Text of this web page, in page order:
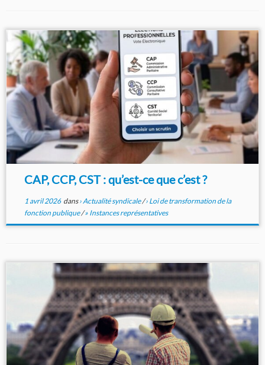
CAP, CCP, CST : qu’est-ce que c’est ?
1 avril 2026dans› Actualité syndicale/› Loi de transformation de la
fonction publique/» Instances représentatives